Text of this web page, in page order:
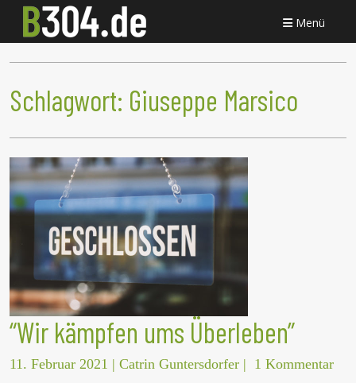
Menü
Schlagwort: Giuseppe Marsico
“Wir kämpfen ums Überleben”
11. Februar 2021 | Catrin Guntersdorfer | 1 Kommentar